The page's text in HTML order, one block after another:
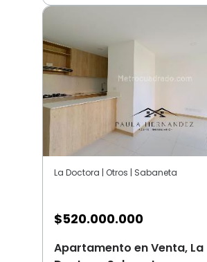
La Doctora | Otros | Sabaneta
$520.000.000
Apartamento en Venta, La